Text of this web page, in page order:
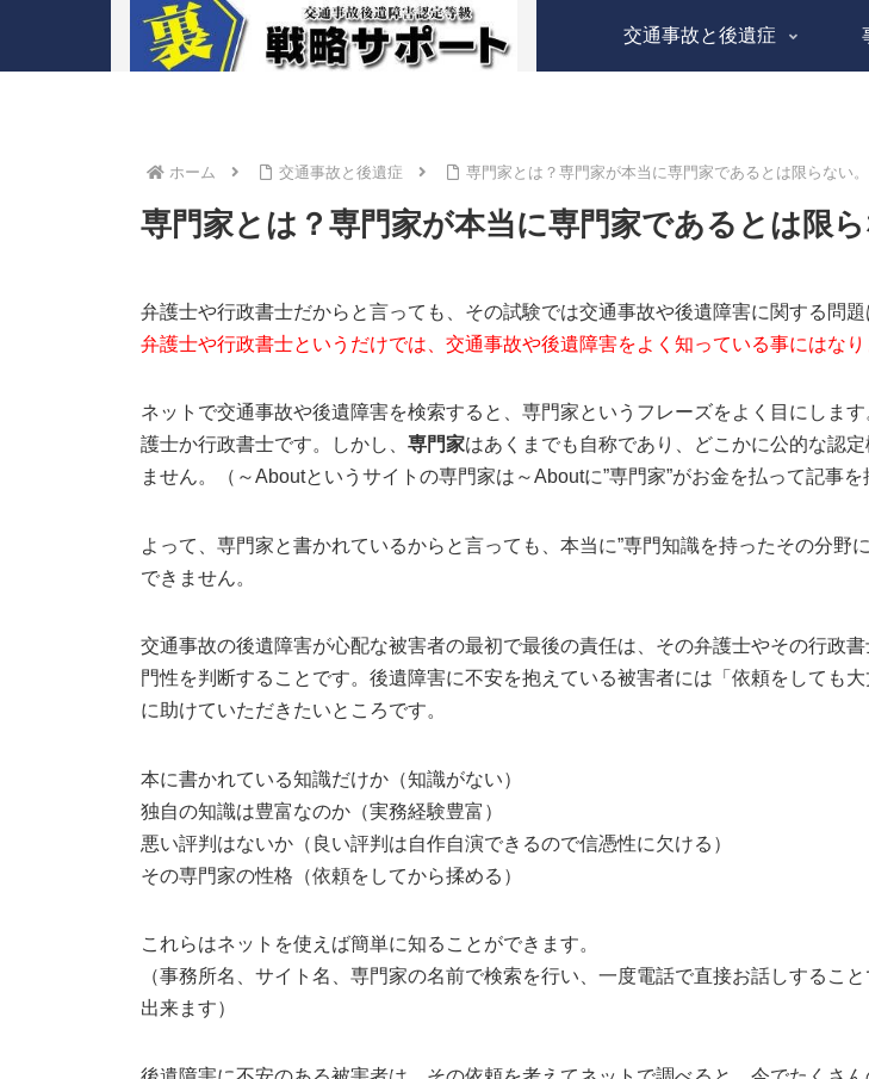
交通事故と後遺症
ホーム 交通事故と後遺症 専門家とは？専門家が本当に専門家であるとは限らない。
専門家とは？専門家が本当に専門家であるとは限ら
弁護士や行政書士だからと言っても、その試験では交通事故や後遺障害に関する問題
弁護士や行政書士というだけでは、交通事故や後遺障害をよく知っている事にはなり
ネットで交通事故や後遺障害を検索すると、専門家というフレーズをよく目にしま
護士か行政書士です。しかし、 専門家はあくまでも自称であり、どこかに公的な認
ません。（～Aboutというサイトの専門家は～Aboutに”専門家”がお金を払って記事を
よって、専門家と書かれているからと言っても、本当に”専門知識を持ったその分野
できません。
交通事故の後遺障害が心配な被害者の最初で最後の責任は、その弁護士やその行政
門性を判断することです。後遺障害に不安を抱えている被害者には「依頼をしても
に助けていただきたいところです。
本に書かれている知識だけか（知識がない）
独自の知識は豊富なのか（実務経験豊富）
悪い評判はないか（良い評判は自作自演できるので信憑性に欠ける）
その専門家の性格（依頼をしてから揉める）
これらはネットを使えば簡単に知ることができます。
（事務所名、サイト名、専門家の名前で検索を行い、一度電話で直接お話しするこ
出来ます）